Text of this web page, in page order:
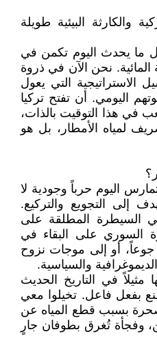
والكارثة البيئية طويلة
كل ما يحدث اليوم تكمن في
المائية. نحن الآن في ذروة
الاستراتيجية التي يعول
اليومي. أن تفتح تركيا
2800 متر مكعب في هذا التوقيت بالذات،
لمياه الأمطار، بل هو
اليوم حرباً وجودية لا
إلى التجويع والتركيع.
هي السيطرة المطلقة على
السوري على البقاء في
جوعاً، أو إلى موجات نزوح
والسياسية.
في التاريخ الحديث
بفعل فاعل. تخيلوا معي
بسبب قطع المياه عن
وفجأة تُغرق بطوفان جارٍ